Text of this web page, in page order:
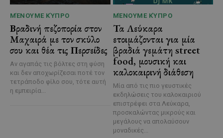
ΜΈΝΟΥΜΕ ΚΎΠΡΟ
Βραδινή πεζοπορία στον
Μαχαιρά με τον σκύλο
σου και θέα τις Περσείδες
Αν αγαπάς τις βόλτες στη φύση
και δεν αποχωρίζεσαι ποτέ τον
τετράποδο φίλο σου, τότε αυτή
η εμπειρία...
ΜΈΝΟΥΜΕ ΚΎΠΡΟ
Τα Λεύκαρα
ετοιμάζονται για μία
βραδιά γεμάτη street
food, μουσική και
καλοκαιρινή διάθεση
Μία από τις πιο γευστικές
εκδηλώσεις του καλοκαιριού
επιστρέφει στα Λεύκαρα,
προσκαλώντας μικρούς και
μεγάλους να απολαύσουν
μοναδικές...